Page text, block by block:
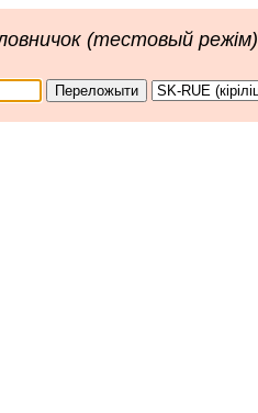
(тестовый режім)